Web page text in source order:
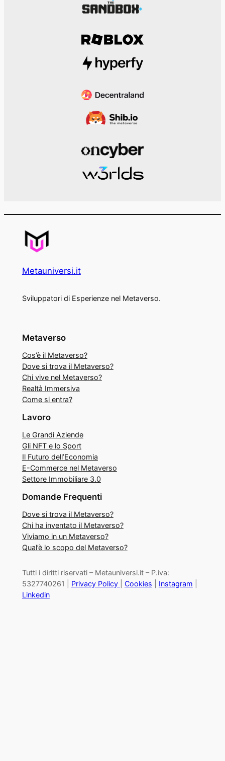
Metauniversi.it
Sviluppatori di Esperienze nel Metaverso.
Metaverso
Cos’è il Metaverso?
Dove si trova il Metaverso?
Chi vive nel Metaverso?
Realtà Immersiva
Come si entra?
Lavoro
Le Grandi Aziende
Gli NFT e lo Sport
Il Futuro dell’Economia
E-Commerce nel Metaverso
Settore Immobiliare 3.0
Domande Frequenti
Dove si trova il Metaverso?
Chi ha inventato il Metaverso?
Viviamo in un Metaverso?
Qual’è lo scopo del Metaverso?
Tutti i diritti riservati – Metauniversi.it – P.iva:
5327740261 | Privacy Policy Cookies Instagram
Linkedin